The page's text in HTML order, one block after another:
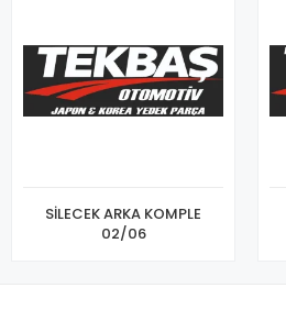
SİLECEK ARKA KOMPLE
02/06